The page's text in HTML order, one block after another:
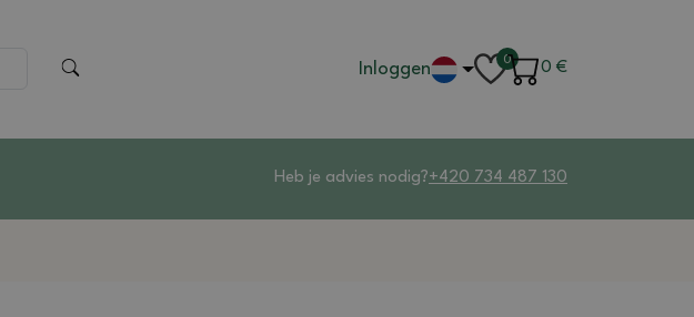
Inloggen 0
0 €
Heb je advies nodig?+420 734 487 130